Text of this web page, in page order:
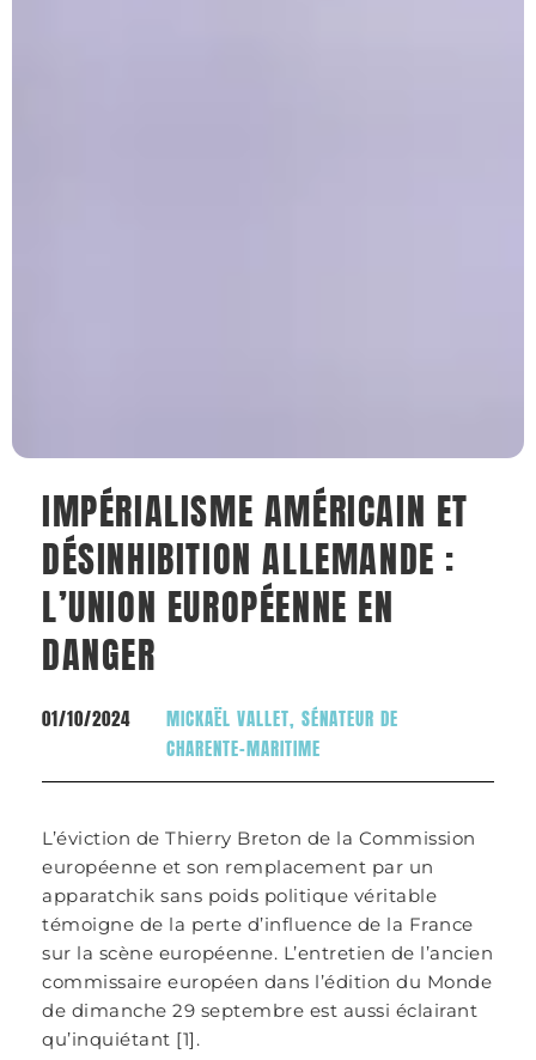
IMPÉRIALISME AMÉRICAIN ET
DÉSINHIBITION ALLEMANDE :
L’UNION EUROPÉENNE EN
DANGER
01/10/2024
MICKAËL VALLET, SÉNATEUR DE
CHARENTE-MARITIME
L’éviction de Thierry Breton de la Commission
européenne et son remplacement par un
apparatchik sans poids politique véritable
témoigne de la perte d’influence de la France
sur la scène européenne. L’entretien de l’ancien
commissaire européen dans l’édition du Monde
de dimanche 29 septembre est aussi éclairant
qu’inquiétant [1].